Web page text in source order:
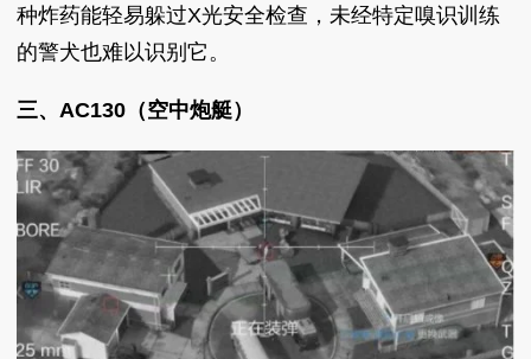
种炸药能轻易躲过X光安全检查，未经特定嗅识训练
的警犬也难以识别它。
三、AC130（空中炮艇）